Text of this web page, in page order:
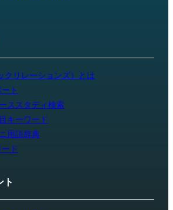
クリレーションズ）とは
ト
ススタディ検索
キーワード
用語辞典
ド
ト